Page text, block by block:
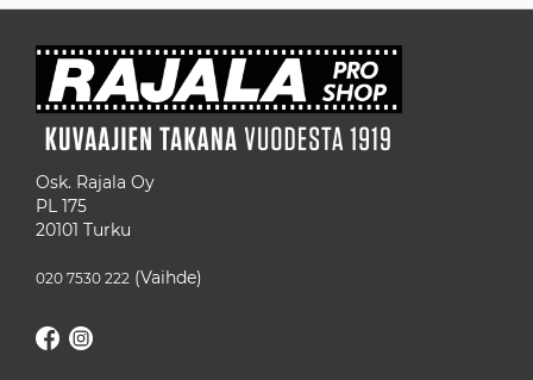
Osk. Rajala Oy
PL 175
20101 Turku
020 7530 222 (Vaihde)